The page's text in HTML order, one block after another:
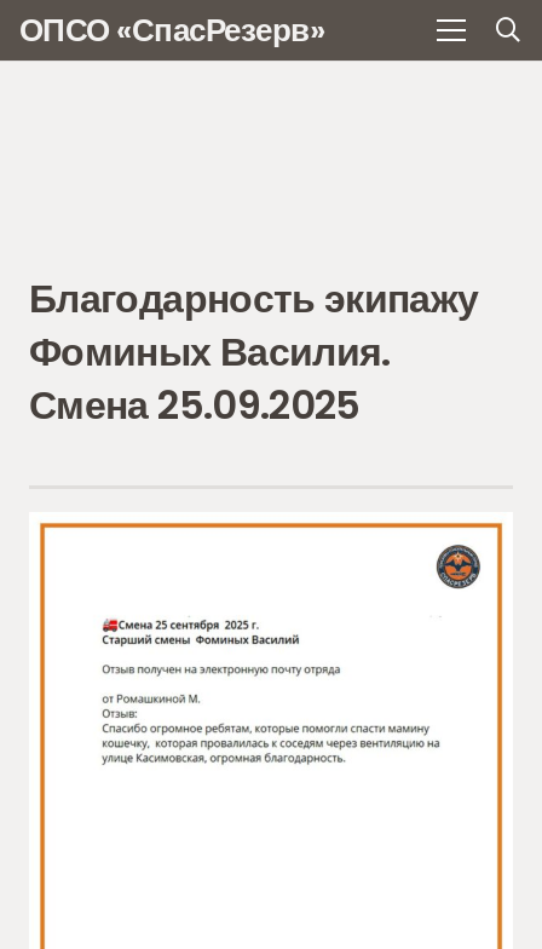
ОПСО «СпасРезерв»
Благодарность экипажу
Фоминых Василия.
Смена 25.09.2025